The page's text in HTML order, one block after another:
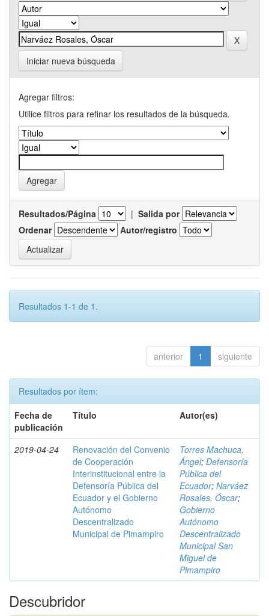
Iniciar nueva búsqueda
Agregar filtros:
Utilice filtros para refinar los resultados de la búsqueda.
Resultados/Página | Salida por
Ordenar
Autor/registro
Resultados 1-1 de 1.
anterior 1 siguiente
Resultados por ítem:
Fecha de
publicación
Título Autor(es)
2019-04-24
Renovación del Convenio
de Cooperación
Interinstitucional entre la
Defensoría Pública del
Ecuador y el Gobierno
Autónomo
Descentralizado
Municipal de Pimampiro
Torres Machuca,
Ángel; Defensoría
Pública del
Ecuador; Narváez
Rosales, Óscar;
Gobierno
Autónomo
Descentralizado
Municipal San
Miguel de
Pimampiro
Descubridor